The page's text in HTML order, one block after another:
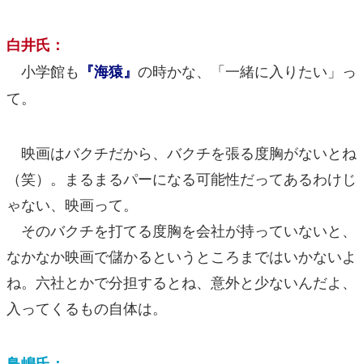
白井氏：
小学館も 『海猿』 の時かな、「一緒に入りたい」っ
て。
映画はバクチだから、バクチを張る度胸がないとね
（笑）。まるまるパーになる可能性だってあるわけじ
ゃない、映画って。
そのバクチを打てる度胸を会社が持っていないと、
なかなか映画で儲かるというところまではいかないよ
ね。六社とかで分担するとね、意外と少ないんだよ、
入ってくるもの自体は。